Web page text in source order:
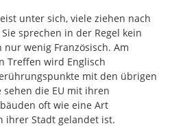
unter sich, viele ziehen nach
sprechen in der Regel kein
wenig Französisch. Am
Treffen wird Englisch
mit den übrigen
sehen die EU mit ihren
oft wie eine Art
ihrer Stadt gelandet ist.